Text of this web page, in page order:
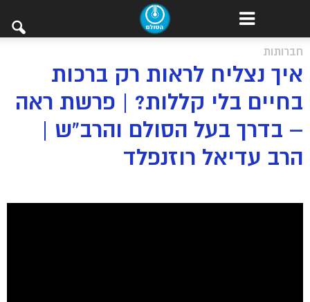
חברותות
איך נצליח לראות רק ברכות
בחיים בלי קללות? | פרשת ראה
– בדרך בעל הסולם והרב”ש |
הרב עדיאל רוזנפלד